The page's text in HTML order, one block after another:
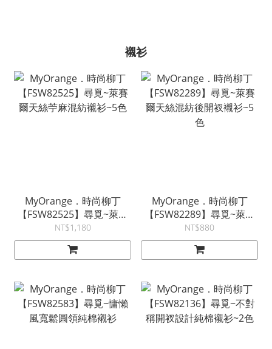
襯衫
MyOrange．時尚柳丁
【FSW82525】尋覓~萊賽
爾天絲苧麻混紡襯衫~5色
NT$1,180
MyOrange．時尚柳丁
【FSW82289】尋覓~萊賽
爾天絲混紡後開衩襯衫~5
色
NT$880